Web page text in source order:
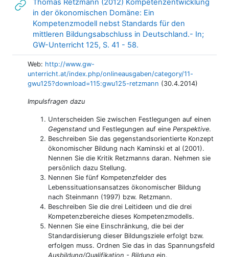
Thomas Retzmann (2012) Kompetenzentwicklung
in der ökonomischen Domäne: Ein
Kompetenzmodell nebst Standards für den
mittleren Bildungsabschluss in Deutschland.- In;
GW-Unterricht 125, S. 41 - 58.
Web: http://www.gw-
unterricht.at/index.php/onlineausgaben/category/11-
gwu125?download=115:gwu125-retzmann (30.4.2014)
Impulsfragen dazu
Unterscheiden Sie zwischen Festlegungen auf einen
Gegenstand und Festlegungen auf eine Perspektive.
Beschreiben Sie das gegenstandsorientierte Konzept
ökonomischer Bildung nach Kaminski et al (2001).
Nennen Sie die Kritik Retzmanns daran. Nehmen sie
persönlich dazu Stellung.
Nennen Sie fünf Kompetenzfelder des
Lebenssituationsansatzes ökonomischer Bildung
nach Steinmann (1997) bzw. Retzmann.
Beschreiben Sie die drei Leitideen und die drei
Kompetenzbereiche dieses Kompetenzmodells.
Nennen Sie eine Einschränkung, die bei der
Standardisierung dieser Bildungsziele erfolgt bzw.
erfolgen muss. Ordnen Sie das in das Spannungsfeld
Ausbildung/Qualifikation - Bildung ein.